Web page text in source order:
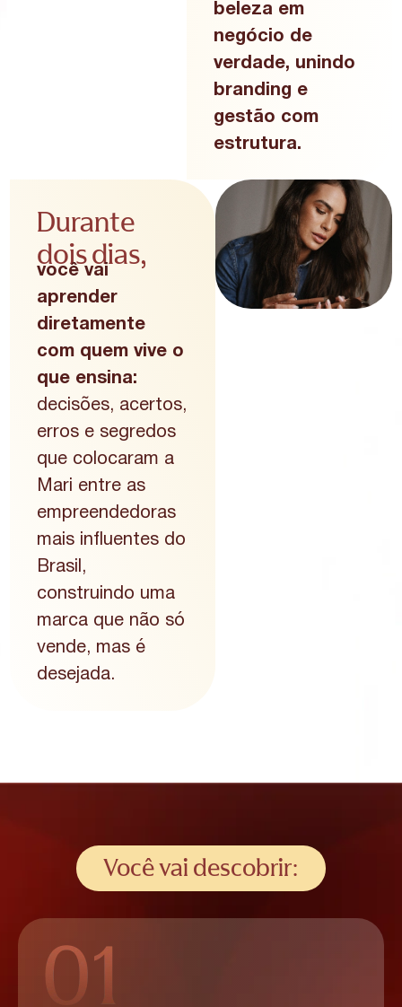
beleza em
negócio de
verdade, unindo
branding e
gestão com
estrutura.
Durante
dois dias,
você vai
aprender
diretamente
com quem vive o
que ensina:
decisões, acertos,
erros e segredos
que colocaram a
Mari entre as
empreendedoras
mais influentes do
Brasil,
construindo uma
marca que não só
vende, mas é
desejada.
Você vai descobrir: